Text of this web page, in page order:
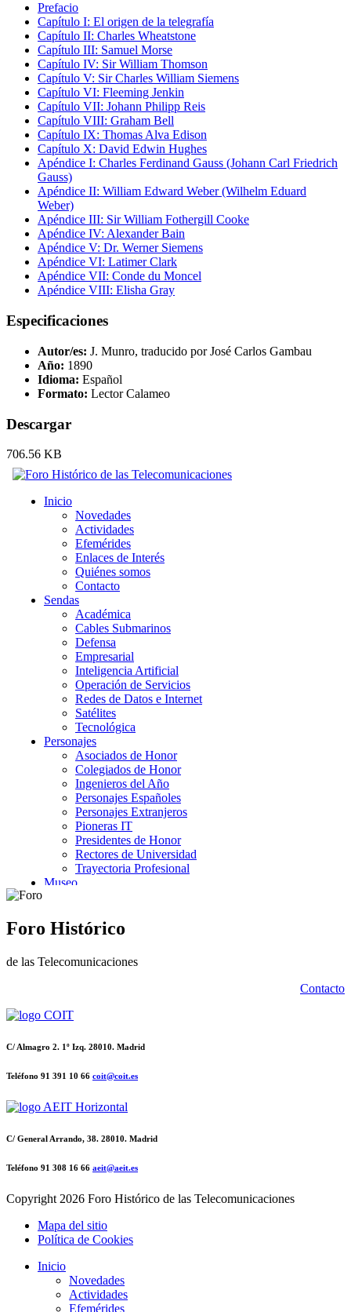
Prefacio
Capítulo I: El origen de la telegrafía
Capítulo II: Charles Wheatstone
Capítulo III: Samuel Morse
Capítulo IV: Sir William Thomson
Capítulo V: Sir Charles William Siemens
Capítulo VI: Fleeming Jenkin
Capítulo VII: Johann Philipp Reis
Capítulo VIII: Graham Bell
Capítulo IX: Thomas Alva Edison
Capítulo X: David Edwin Hughes
Apéndice I: Charles Ferdinand Gauss (Johann Carl Friedrich
Gauss)
Apéndice II: William Edward Weber (Wilhelm Eduard
Weber)
Apéndice III: Sir William Fothergill Cooke
Apéndice IV: Alexander Bain
Apéndice V: Dr. Werner Siemens
Apéndice VI: Latimer Clark
Apéndice VII: Conde du Moncel
Apéndice VIII: Elisha Gray
Especificaciones
Autor/es: J. Munro, traducido por José Carlos Gambau
Año: 1890
Idioma: Español
Formato: Lector Calameo
Descargar
706.56 KB
Foro Histórico
de las Telecomunicaciones
Contacto
C/ Almagro 2. 1º Izq. 28010. Madrid
Teléfono 91 391 10 66 coit@coit.es
C/ General Arrando, 38. 28010. Madrid
Teléfono 91 308 16 66 aeit@aeit.es
Copyright 2026 Foro Histórico de las Telecomunicaciones
Mapa del sitio
Política de Cookies
Inicio
Novedades
Actividades
Efemérides